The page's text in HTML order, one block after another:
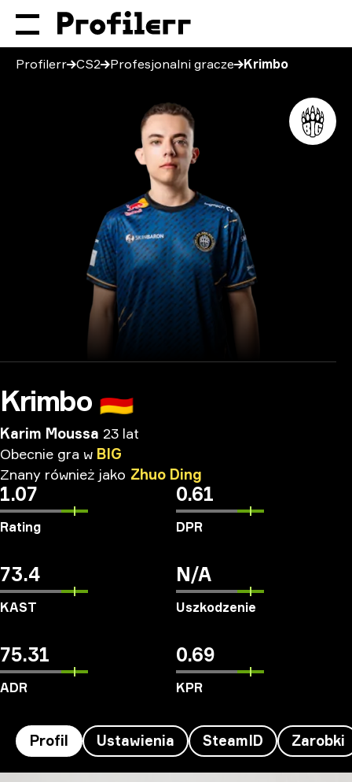
Profilerr CS2 Profesjonalni gracze Krimbo
Krimbo 🇩🇪
Karim Moussa 23 lat
Obecnie gra w BIG
Znany również jako Zhuo Ding
1.07
Rating
0.61
DPR
73.4
KAST
N/A
Uszkodzenie
75.31
ADR
0.69
KPR
Profil Ustawienia SteamID Zarobki